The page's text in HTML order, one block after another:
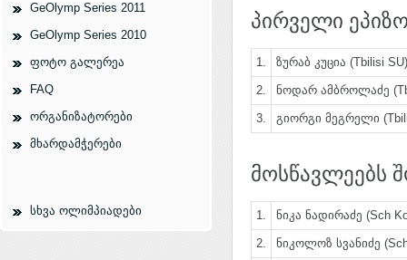
GeOlymp Series 2011
GeOlymp Series 2010
ფოტო გალერეა
FAQ
ორგანიზატორები
მხარდამჭერები
სხვა ოლიმპიადები
პირველი
1. ზურაბ კუცია (Tbilisi SU)
2. ნოდარ ამბროლაძე
3. გიორგი მეგრელი
მოსწავლეებს
1. ნიკა ნადირაძე (Sch
2. ნიკოლოზ სვანიძე